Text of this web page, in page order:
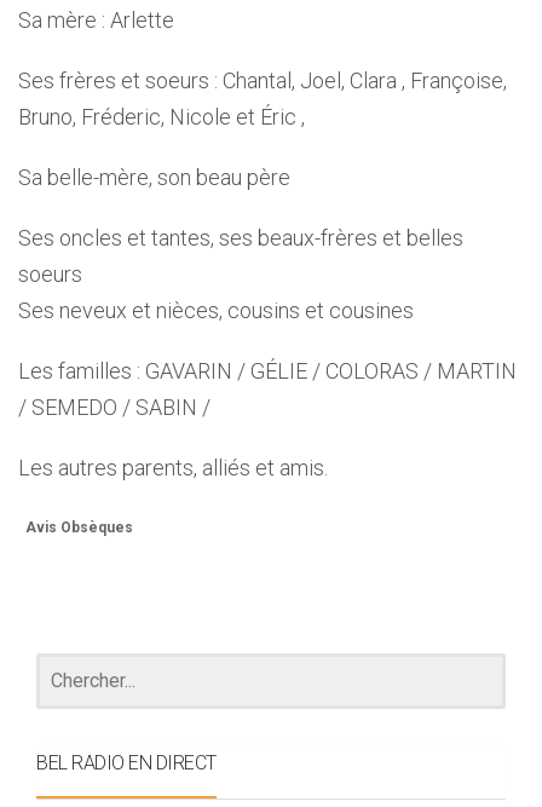
Sa mère : Arlette
Ses frères et soeurs : Chantal, Joel, Clara , Françoise,
Bruno, Fréderic, Nicole et Éric ,
Sa belle-mère, son beau père
Ses oncles et tantes, ses beaux-frères et belles
soeurs
Ses neveux et nièces, cousins et cousines
Les familles : GAVARIN / GÉLIE / COLORAS / MARTIN
/ SEMEDO / SABIN /
Les autres parents, alliés et amis.
Avis Obsèques
BEL RADIO EN DIRECT